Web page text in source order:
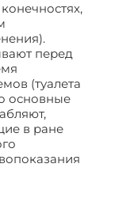
перед
(туалета
основные
в ране